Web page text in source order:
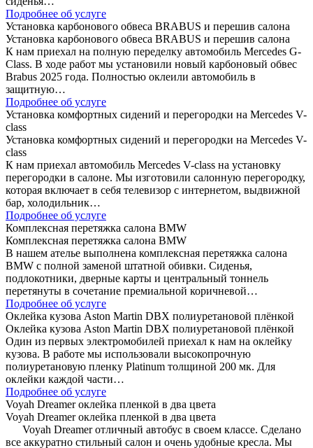
Подробнее об услуге
Установка карбонового обвеса BRABUS и перешив салона
Установка карбонового обвеса BRABUS и перешив салона
К нам приехал на полную переделку автомобиль Mercedes G-
Class. В ходе работ мы установили новый карбоновый обвес
Brabus 2025 года. Полностью оклеили автомобиль в
защитную…
Подробнее об услуге
Установка комфортных сидений и перегородки на Mercedes V-
class
Установка комфортных сидений и перегородки на Mercedes V-
class
К нам приехал автомобиль Mercedes V-class на установку
перегородки в салоне. Мы изготовили салонную перегородку,
которая включает в себя телевизор с интернетом, выдвижной
бар, холодильник…
Подробнее об услуге
Комплексная перетяжка салона BMW
Комплексная перетяжка салона BMW
В нашем ателье выполнена комплексная перетяжка салона
BMW с полной заменой штатной обивки. Сиденья,
подлокотники, дверные карты и центральный тоннель
перетянуты в сочетание премиальной коричневой…
Подробнее об услуге
Оклейка кузова Aston Martin DBX полиуретановой плёнкой
Оклейка кузова Aston Martin DBX полиуретановой плёнкой
Один из первых электромобилей приехал к нам на оклейку
кузова. В работе мы использовали высокопрочную
полиуретановую пленку Platinum толщиной 200 мк. Для
оклейки каждой части…
Подробнее об услуге
Voyah Dreamer оклейка пленкой в два цвета
Voyah Dreamer оклейка пленкой в два цвета
Voyah Dreamer отличный автобус в своем классе. Сделано
все аккуратно стильный салон и очень удобные кресла. Мы